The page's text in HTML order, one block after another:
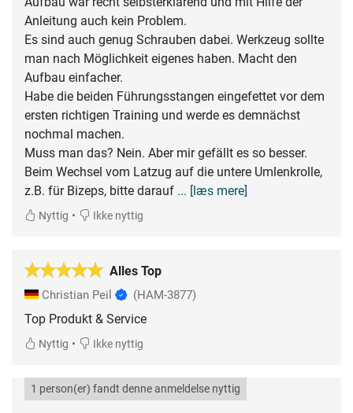
Anleitung auch kein Problem.
Es sind auch genug Schrauben dabei. Werkzeug sollte
man nach Möglichkeit eigenes haben. Macht den
Aufbau einfacher.
Habe die beiden Führungsstangen eingefettet vor dem
ersten richtigen Training und werde es demnächst
nochmal machen.
Muss man das? Nein. Aber mir gefällt es so besser.
Beim Wechsel vom Latzug auf die untere Umlenkrolle,
z.B. für Bizeps, bitte darauf ... [læs mere]
Nyttig • Ikke nyttig
Alles Top
Christian Peil (HAM-3877)
Top Produkt & Service
Nyttig • Ikke nyttig
1 person(er) fandt denne anmeldelse nyttig